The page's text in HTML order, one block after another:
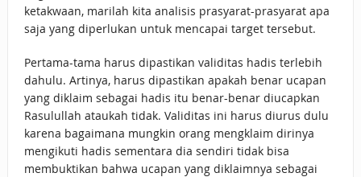
ketakwaan, marilah kita analisis prasyarat-prasyarat apa
saja yang diperlukan untuk mencapai target tersebut.
Pertama-tama harus dipastikan validitas hadis terlebih
dahulu. Artinya, harus dipastikan apakah benar ucapan
yang diklaim sebagai hadis itu benar-benar diucapkan
Rasulullah ataukah tidak. Validitas ini harus diurus dulu
karena bagaimana mungkin orang mengklaim dirinya
mengikuti hadis sementara dia sendiri tidak bisa
membuktikan bahwa ucapan yang diklaimnya sebagai